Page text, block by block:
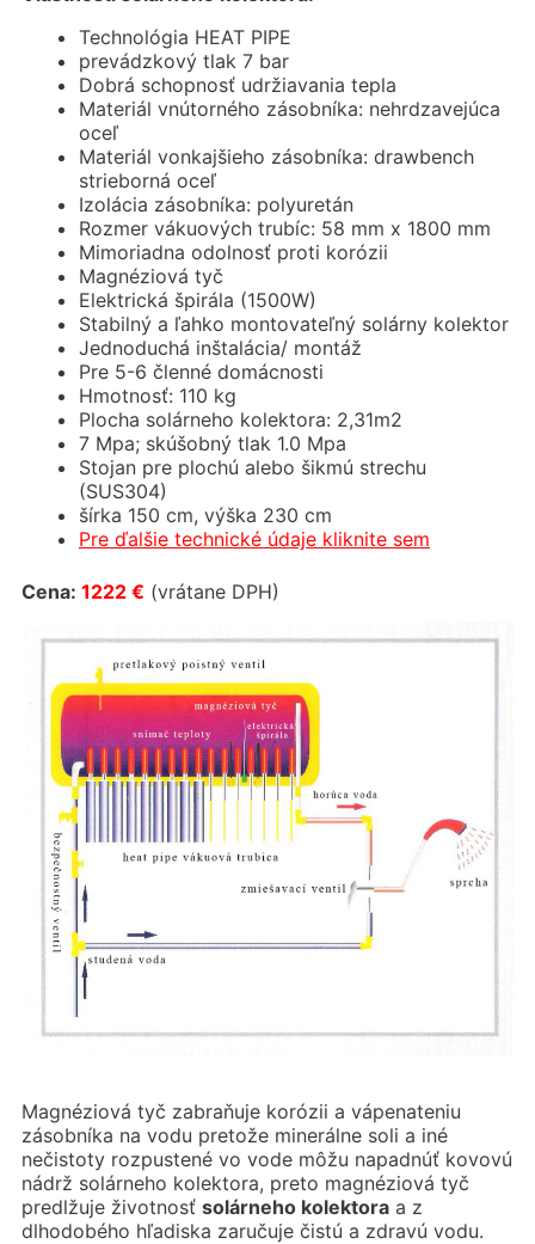
Technológia HEAT PIPE
prevádzkový tlak 7 bar
Dobrá schopnosť udržiavania tepla
Materiál vnútorného zásobníka: nehrdzavejúca
oceľ
Materiál vonkajšieho zásobníka: drawbench
strieborná oceľ
Izolácia zásobníka: polyuretán
Rozmer vákuových trubíc: 58 mm x 1800 mm
Mimoriadna odolnosť proti korózii
Magnéziová tyč
Elektrická špirála (1500W)
Stabilný a ľahko montovateľný solárny kolektor
Jednoduchá inštalácia/ montáž
Pre 5-6 členné domácnosti
Hmotnosť: 110 kg
Plocha solárneho kolektora: 2,31m2
7 Mpa; skúšobný tlak 1.0 Mpa
Stojan pre plochú alebo šikmú strechu
(SUS304)
šírka 150 cm, výška 230 cm
Pre ďalšie technické údaje kliknite sem
Cena: 1222 € (vrátane DPH)
Magnéziová tyč zabraňuje korózii a vápenateniu
zásobníka na vodu pretože minerálne soli a iné
nečistoty rozpustené vo vode môžu napadnúť kovovú
nádrž solárneho kolektora, preto magnéziová tyč
predlžuje životnosť solárneho kolektoraa z
dlhodobého hľadiska zaručuje čistú a zdravú vodu.